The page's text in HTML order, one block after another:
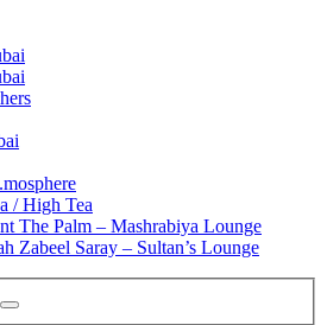
/ High Tea
The Palm – Mashrabiya Lounge
Zabeel Saray – Sultan’s Lounge